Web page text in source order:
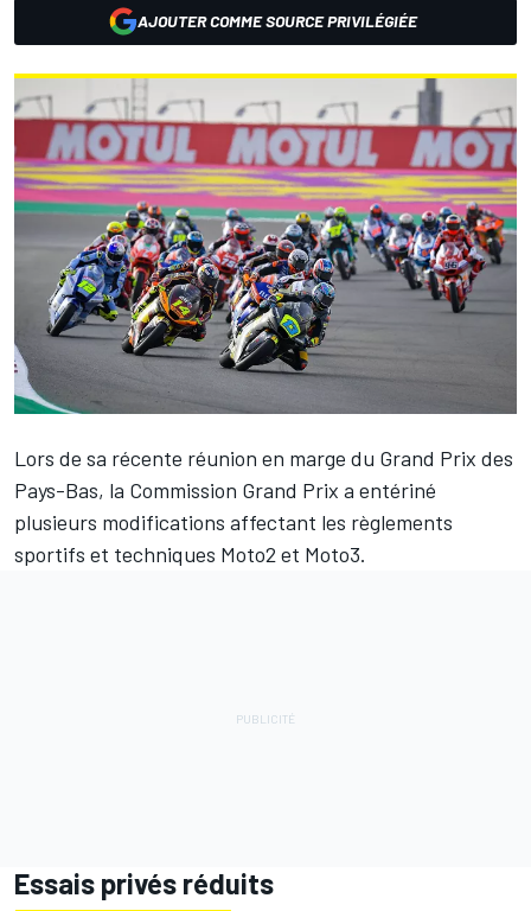
AJOUTER COMME SOURCE PRIVILÉGIÉE
Lors de sa récente réunion en marge du Grand Prix des
Pays-Bas, la Commission Grand Prix a entériné
plusieurs modifications affectant les règlements
sportifs et techniques Moto2 et Moto3.
Essais privés réduits